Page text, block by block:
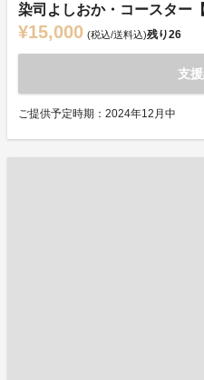
染司よしおか・コースター
¥15,000 (税込/送料込)残り26
支
ご提供予定時期：2024年12月中